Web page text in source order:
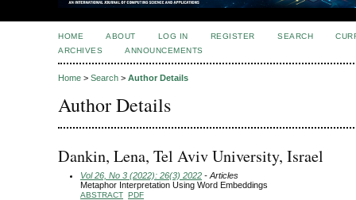
HOME ABOUT LOG IN REGISTER SEARCH
ARCHIVES
ANNOUNCEMENTS
Home > Search > Author Details
Author Details
Dankin, Lena, Tel Aviv University, Israel
Vol 26, No 3 (2022): 26(3) 2022 - Articles
Metaphor Interpretation Using Word Embeddings
ABSTRACT PDF